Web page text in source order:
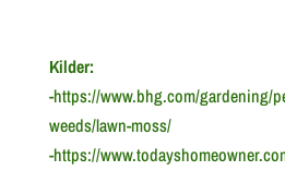
Kilder:
-https://www.bhg.com/gardening/
weeds/lawn-moss/
-https://